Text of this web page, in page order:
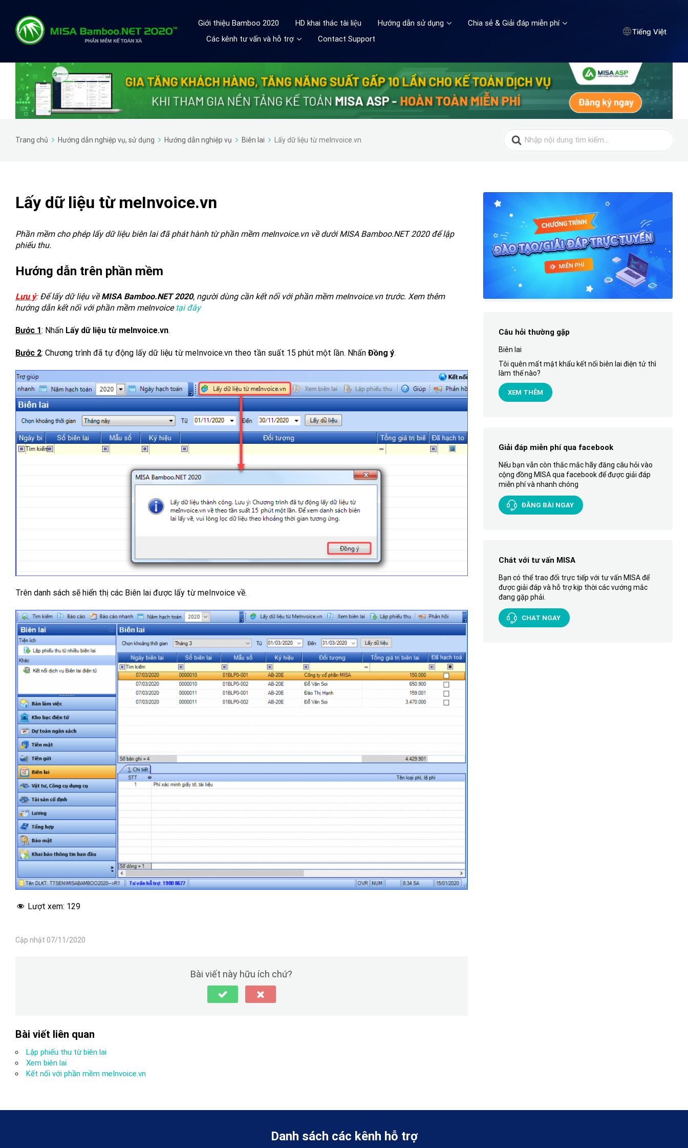
Giới thiệu Bamboo 2020 HD khai thác tài liệu Hướng dẫn sử dụng
Chia sẻ & Giải đáp miễn phí
Các kênh tư vấn và hỗ trợ
Contact Support
Tiếng Việt
Trang chủ Hướng dẫn nghiệp vụ, sử dụng Hướng dẫn nghiệp vụ Biên lai Lấy dữ liệu từ meInvoice.vn
Search
for:
Lấy dữ liệu từ meInvoice.vn
Phần mềm cho phép lấy dữ liệu biên lai đã phát hành từ phần mềm meInvoice.vn về dưới MISA Bamboo.NET 2020 để lập
phiếu thu.
Hướng dẫn trên phần mềm
Lưu ý:Để lấy dữ liệu vềMISA Bamboo.NET 2020, người dùng cần kết nối với phần mềm meInvoice.vn trước. Xem thêm
hướng dẫn kết nối với phần mềm meInvoice tại đây
Bước 1: Nhấn Lấy dữ liệu từ meInvoice.vn.
Bước 2: Chương trình đã tự động lấy dữ liệu từ meInvoice.vn theo tần suất 15 phút một lần. Nhấn Đồng ý.
Trên danh sách sẽ hiển thị các Biên lai được lấy từ meInvoice về.
Lượt xem: 129
Cập nhật 07/11/2020
Bài viết này hữu ích chứ?
Bài viết liên quan
Lập phiếu thu từ biên lai
Xem biên lai
Kết nối với phần mềm meInvoice.vn
Câu hỏi thường gặp
Biên lai
Tôi quên mất mật khẩu kết nối biên lai điện tử thì
làm thế nào?
XEM THÊM
Giải đáp miễn phí qua facebook
Nếu bạn vẫn còn thắc mắc hãy đăng câu hỏi vào
cộng đồng MISA qua facebook để được giải đáp
miễn phí và nhanh chóng
ĐĂNG BÀI NGAY
Chát với tư vấn MISA
Bạn có thể trao đổi trực tiếp với tư vấn MISA để
được giải đáp và hỗ trợ kịp thời các vướng mắc
đang gặp phải.
CHAT NGAY
Danh sách các kênh hỗ trợ